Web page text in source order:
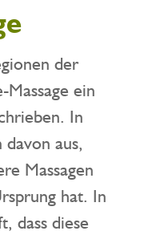
der
ein
In
aus,
Massagen
hat. In
dass diese